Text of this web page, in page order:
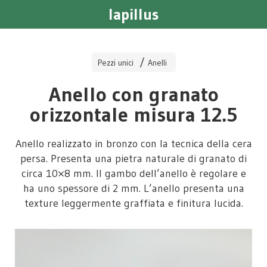
lapillus
Pezzi unici Anelli
Anello con granato
orizzontale misura 12.5
Anello realizzato in bronzo con la tecnica della cera
persa. Presenta una pietra naturale di granato di
circa 10×8 mm. Il gambo dell’anello è regolare e
ha uno spessore di 2 mm. L’anello presenta una
texture leggermente graffiata e finitura lucida.